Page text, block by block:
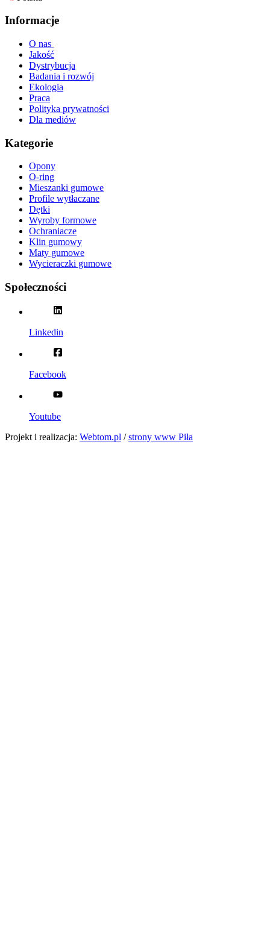
Informacje
O nas
Jakość
Dystrybucja
Badania i rozwój
Ekologia
Praca
Polityka prywatności
Dla mediów
Kategorie
Opony
O-ring
Mieszanki gumowe
Profile wytłaczane
Dętki
Wyroby formowe
Ochraniacze
Klin gumowy
Maty gumowe
Wycieraczki gumowe
Społeczności
Linkedin
Facebook
Youtube
Projekt i realizacja: Webtom.pl / strony www Piła